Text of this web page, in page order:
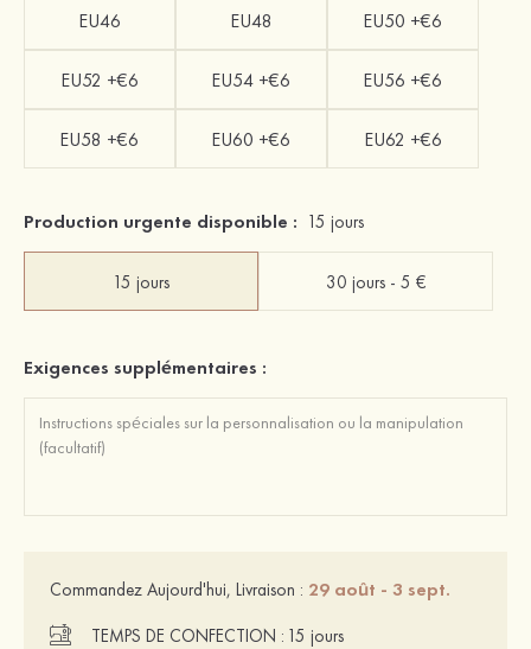
EU46 EU48 EU50 +€6
EU52 +€6 EU54 +€6 EU56 +€6
EU58 +€6 EU60 +€6 EU62 +€6
Production urgente disponible : 15 jours
15 jours 30 jours - 5 €
Exigences supplémentaires :
Commandez Aujourd'hui, Livraison : 29 août - 3 sept.
TEMPS DE CONFECTION : 15 jours